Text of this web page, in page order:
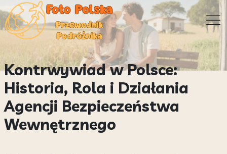
Kontrwywiad w Polsce:
Historia, Rola i Działania
Agencji Bezpieczeństwa
Wewnętrznego